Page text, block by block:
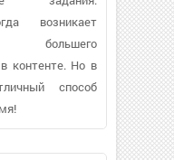
возникает
большего
контенте. Но в
способ